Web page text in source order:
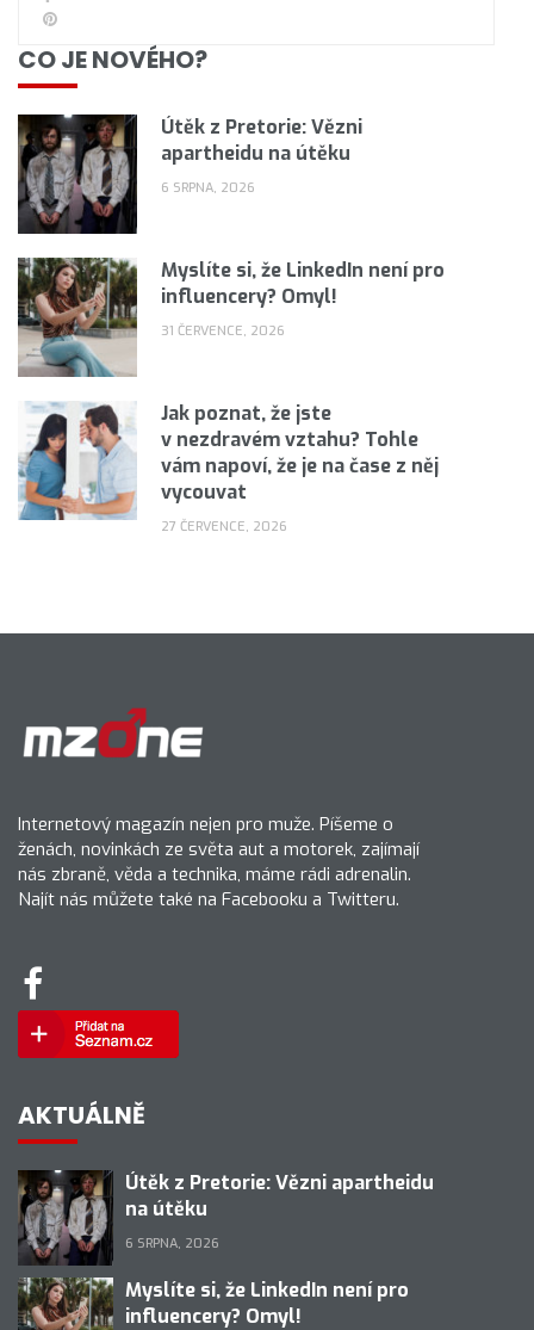
CO JE NOVÉHO?
Útěk z Pretorie: Vězni
apartheidu na útěku
6 SRPNA, 2026
Myslíte si, že LinkedIn není pro
influencery? Omyl!
31 ČERVENCE, 2026
Jak poznat, že jste
v nezdravém vztahu? Tohle
vám napoví, že je na čase z něj
vycouvat
27 ČERVENCE, 2026
Internetový magazín nejen pro muže. Píšeme o
ženách, novinkách ze světa aut a motorek, zajímají
nás zbraně, věda a technika, máme rádi adrenalin.
Najít nás můžete také na Facebooku a Twitteru.
AKTUÁLNĚ
Útěk z Pretorie: Vězni apartheidu
na útěku
6 SRPNA, 2026
Myslíte si, že LinkedIn není pro
influencery? Omyl!